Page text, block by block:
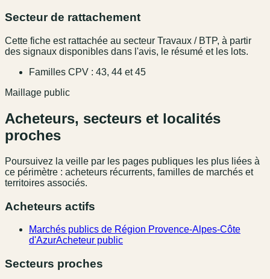
Secteur de rattachement
Cette fiche est rattachée au secteur Travaux / BTP, à partir
des signaux disponibles dans l'avis, le résumé et les lots.
Familles CPV : 43, 44 et 45
Maillage public
Acheteurs, secteurs et localités
proches
Poursuivez la veille par les pages publiques les plus liées à
ce périmètre : acheteurs récurrents, familles de marchés et
territoires associés.
Acheteurs actifs
Marchés publics de Région Provence-Alpes-Côte
d'AzurAcheteur public
Secteurs proches